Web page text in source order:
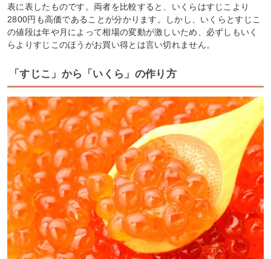
表に表したものです。両者を比較すると、いくらはすじこより
2800円も高価であることが分かります。しかし、いくらとすじこ
の値段は年や月によって相場の変動が激しいため、必ずしもいく
らよりすじこのほうがお買い得とは言い切れません。
「すじこ」から「いくら」の作り方